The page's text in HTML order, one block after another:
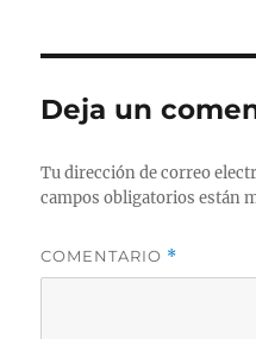
Deja un
Tu dirección de correo
campos obligatorios están
COMENTARIO *